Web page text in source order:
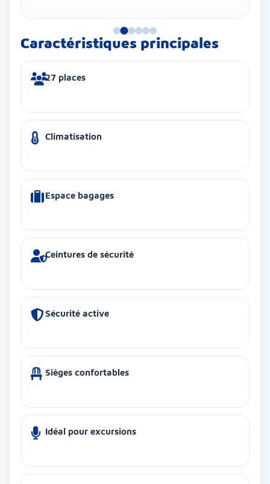
Caractéristiques principales
27 places
Climatisation
Espace bagages
Ceintures de sécurité
Sécurité active
Sièges confortables
Idéal pour excursions